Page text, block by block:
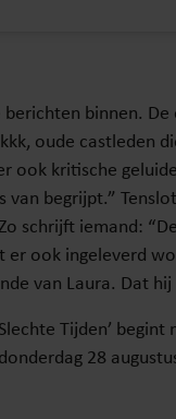
binnen.
oude castleden
ook kritische
begrijpt.”
schrijft iemand:
ook ingeleverd
van Laura. Dat
Tijden’
28